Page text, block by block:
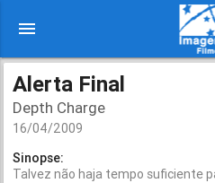
menu
Alerta Final
Depth Charge
16/04/2009
Sinopse:
Talvez não haja tempo suficiente